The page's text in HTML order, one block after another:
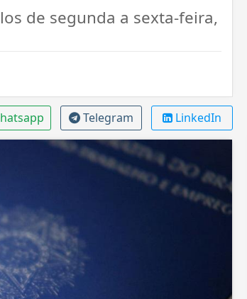
de segunda a sexta-feira,
Telegram LinkedIn